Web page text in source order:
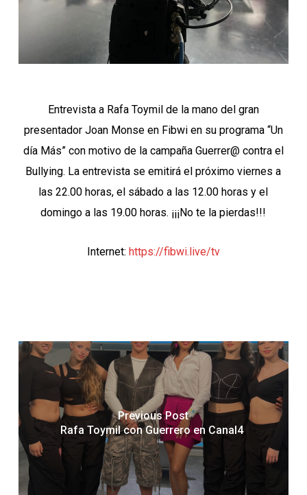
Entrevista a Rafa Toymil de la mano del gran
presentador Joan Monse en Fibwi en su programa “Un
día Más” con motivo de la campaña Guerrer@ contra el
Bullying. La entrevista se emitirá el próximo viernes a
las 22.00 horas, el sábado a las 12.00 horas y el
domingo a las 19.00 horas. ¡¡¡No te la pierdas!!!
Internet: https://fibwi.live/tv
Previous Post
Rafa Toymil con Guerrero en Canal4